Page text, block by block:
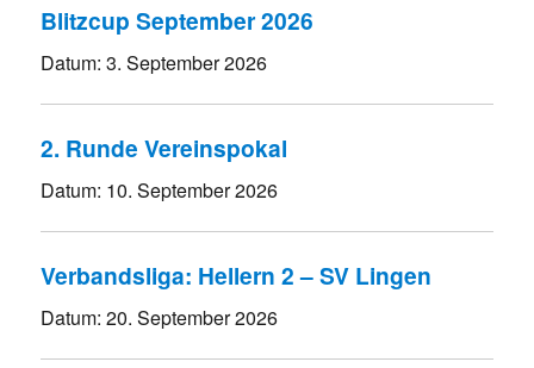
Blitzcup September 2026
Datum:3. September 2026
2. Runde Vereinspokal
Datum: 10. September 2026
Verbandsliga: Hellern 2 – SV Lingen
Datum:20. September 2026